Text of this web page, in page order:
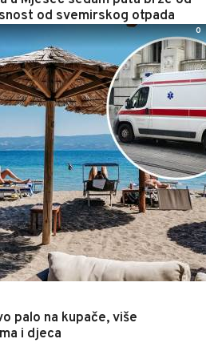
od svemirskog otpada
palo na kupače, više
i djeca
0